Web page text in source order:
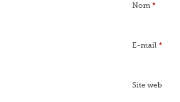
Nom *
E-mail *
Site web